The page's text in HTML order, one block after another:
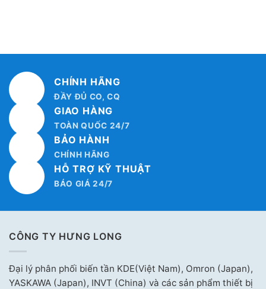
CHÍNH HÃNG
ĐẦY ĐỦ CO, CQ
GIAO HÀNG
TOÀN QUỐC 24/7
BẢO HÀNH
CHÍNH HÃNG
HỖ TRỢ KỸ THUẬT
BÁO GIÁ 24/7
CÔNG TY HƯNG LONG
Đại lý phân phối biến tần KDE(Việt Nam), Omron (Japan),
YASKAWA (Japan), INVT (China) và các sản phẩm thiết bị